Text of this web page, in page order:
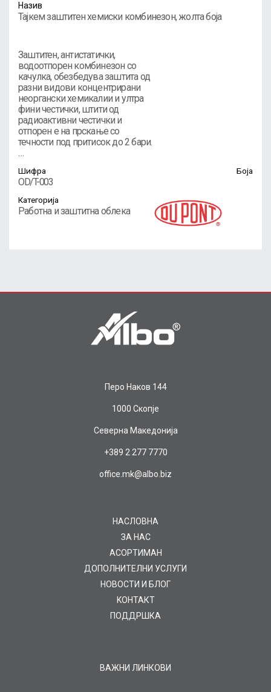
Назив
Тајкем заштитен хемиски комбинезон, жолта боја
Заштитен, антистатички,
водоотпорен комбинезон со
качулка, обезбедува заштита од
разни видови концентрирани
неоргански хемикалии и ултра
фини честички, штити од
радиоактивни честички и
отпорен е на прскање со
течности под притисок до 2 бари.
…
Шифра
OD/T-003
Боја
Категорија
Работна и заштитна облека
Перо Наков 144
1000 Скопје
Северна Македонија
+389 2 277 7770
office.mk@albo.biz
НАСЛОВНА
ЗА НАС
AСОРТИМАН
ДОПОЛНИТЕЛНИ УСЛУГИ
НОВОСТИ И БЛОГ
KOНТАКТ
ПОДДРШКА
ВАЖНИ ЛИНКОВИ